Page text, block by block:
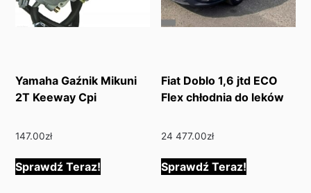
Yamaha Gaźnik Mikuni
2T Keeway Cpi
147.00zł
Sprawdź Teraz!
Fiat Doblo 1,6 jtd ECO
Flex chłodnia do leków
24 477.00zł
Sprawdź Teraz!